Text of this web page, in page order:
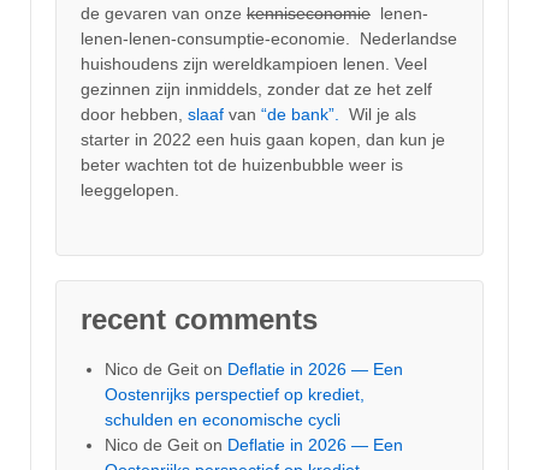
de gevaren van onze kenniseconomie lenen-
lenen-lenen-consumptie-economie. Nederlandse
huishoudens zijn wereldkampioen lenen. Veel
gezinnen zijn inmiddels, zonder dat ze het zelf
door hebben, slaaf van “de bank”.
Wil je als
starter in 2022 een huis gaan kopen, dan kun je
beter wachten tot de huizenbubble weer is
leeggelopen.
recent comments
Nico de Geit on Deflatie in 2026 — Een
Oostenrijks perspectief op krediet,
schulden en economische cycli
Nico de Geit on Deflatie in 2026 — Een